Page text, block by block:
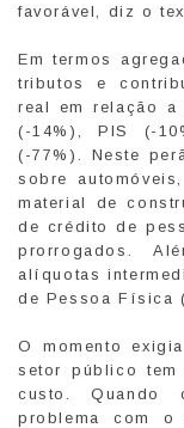
favorável, diz o
Em termos
tributos e
real em relação a
(-14%), PIS (-
(-77%). Neste
sobre
material de
de crédito de
prorrogados.
alíquotas
de Pessoa Física
O momento
setor público tem
custo. Quando
problema com o